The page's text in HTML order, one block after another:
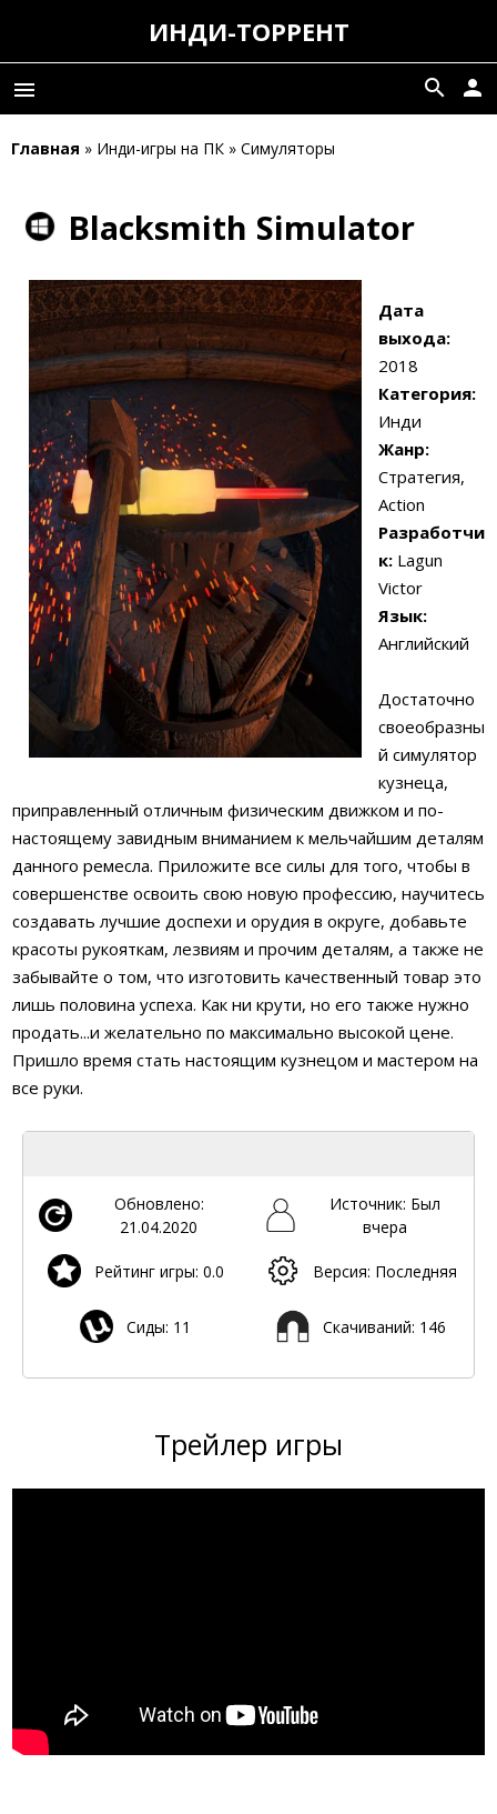
ИНДИ-ТОРРЕНТ
menu person
search
Главная » Инди-игры на ПК » Симуляторы
Blacksmith Simulator
Дата
выхода:
2018
Категория:
Инди
Жанр:
Стратегия,
Action
Разработчи
к: Lagun
Victor
Язык:
Английский
Достаточно
своеобразны
й симулятор
кузнеца,
приправленный отличным физическим движком и по-
настоящему завидным вниманием к мельчайшим деталям
данного ремесла. Приложите все силы для того, чтобы в
совершенстве освоить свою новую профессию, научитесь
создавать лучшие доспехи и орудия в округе, добавьте
красоты рукояткам, лезвиям и прочим деталям, а также не
забывайте о том, что изготовить качественный товар это
лишь половина успеха. Как ни крути, но его также нужно
продать...и желательно по максимально высокой цене.
Пришло время стать настоящим кузнецом и мастером на
все руки.
Обновлено:
21.04.2020
Источник: Был
вчера
Рейтинг игры: 0.0 Версия: Последняя
Сиды: 11 Скачиваний: 146
Трейлер игры